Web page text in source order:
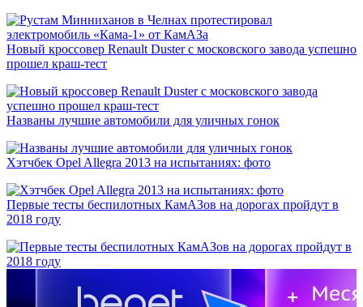
Новый кроссовер Renault Duster с московского завода успешно
прошел краш-тест
Названы лучшие автомобили для уличных гонок
Хэтчбек Opel Allegra 2013 на испытаниях: фото
Первые тесты беспилотных КамАЗов на дорогах пройдут в
2018 году